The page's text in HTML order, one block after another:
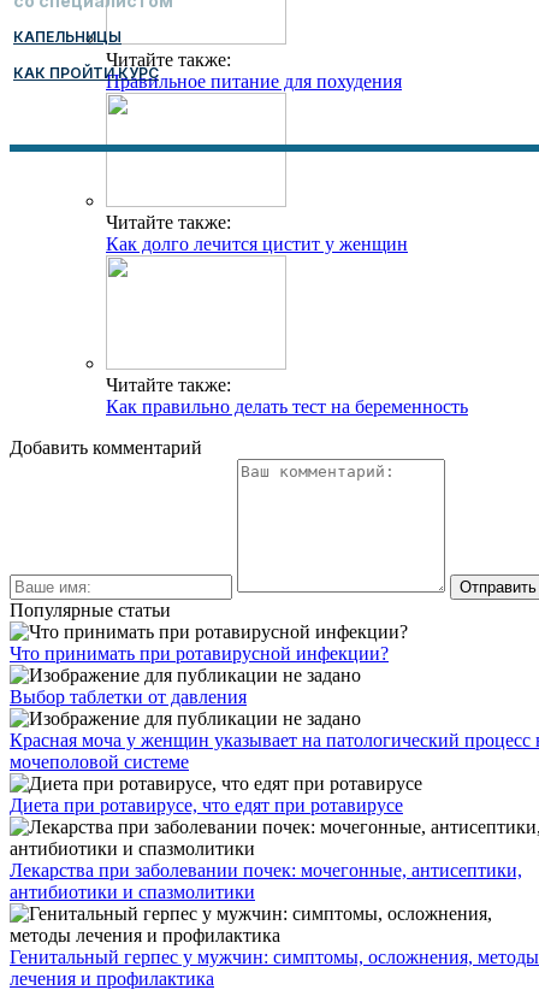
Читайте также:
Правильное питание для похудения
Читайте также:
Как долго лечится цистит у женщин
Читайте также:
Как правильно делать тест на беременность
Добавить комментарий
Популярные статьи
Что принимать при ротавирусной инфекции?
Выбор таблетки от давления
Красная моча у женщин указывает на патологический процесс
мочеполовой системе
Диета при ротавирусе, что едят при ротавирусе
Лекарства при заболевании почек: мочегонные, антисептики,
антибиотики и спазмолитики
Генитальный герпес у мужчин: симптомы, осложнения, методы
лечения и профилактика
КАПЕЛЬНИЦЫ
КАК ПРОЙТИ КУРС